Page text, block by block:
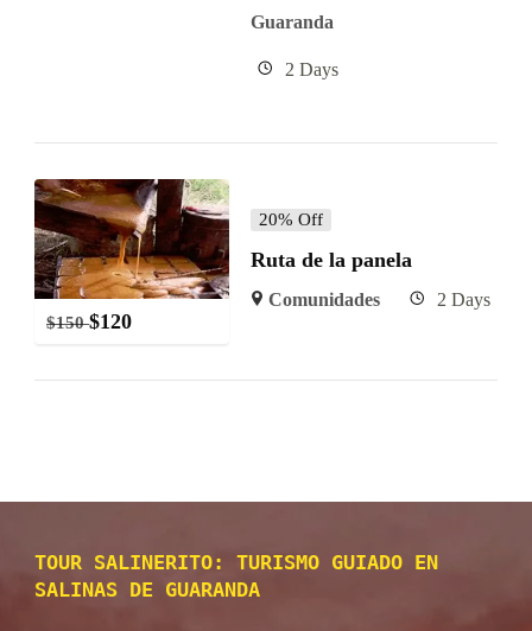
Guaranda
2 Days
$150 $120
20% Off
Ruta de la panela
Comunidades 2 Days
TOUR SALINERITO: TURISMO GUIADO EN
SALINAS DE GUARANDA